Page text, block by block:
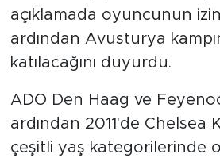
açıklamada oyuncunun
ardından Avusturya
katılacağını duyurdu.
ADO Den Haag ve
ardından 2011'de Chelsea
çeşitli yaş kategorilerinde